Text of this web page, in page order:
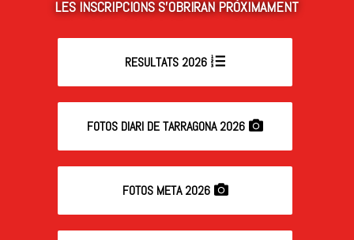
LES INSCRIPCIONS S’OBRIRAN PRÒXIMAMENT
RESULTATS 2026
FOTOS DIARI DE TARRAGONA 2026
FOTOS META 2026